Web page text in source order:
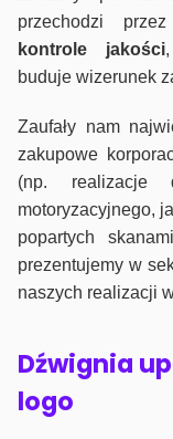
przechodzi
kontrole jakości
buduje wizerunek
Zaufały nam
zakupowe
(np. realizacje
motoryzacyjnego,
popartych
prezentujemy w
naszych realizacji
Dźwignia
logo